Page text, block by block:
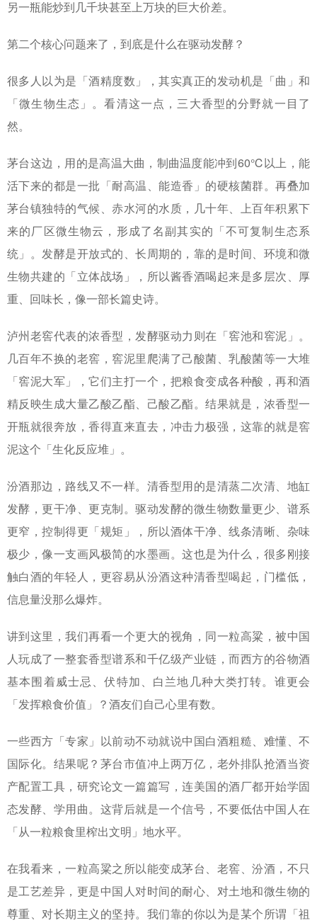
另一瓶能炒到几千块甚至上万块的巨大价差。
第二个核心问题来了，到底是什么在驱动发酵？
很多人以为是「酒精度数」，其实真正的发动机是「曲」和
「微生物生态」。看清这一点，三大香型的分野就一目了
然。
茅台这边，用的是高温大曲，制曲温度能冲到60℃以上，能
活下来的都是一批「耐高温、能造香」的硬核菌群。再叠加
茅台镇独特的气候、赤水河的水质，几十年、上百年积累下
来的厂区微生物云，形成了名副其实的「不可复制生态系
统」。发酵是开放式的、长周期的，靠的是时间、环境和微
生物共建的「立体战场」，所以酱香酒喝起来是多层次、厚
重、回味长，像一部长篇史诗。
泸州老窖代表的浓香型，发酵驱动力则在「窖池和窖泥」。
几百年不换的老窖，窖泥里爬满了己酸菌、乳酸菌等一大堆
「窖泥大军」，它们主打一个，把粮食变成各种酸，再和酒
精反映生成大量乙酸乙酯、己酸乙酯。结果就是，浓香型一
开瓶就很奔放，香得直来直去，冲击力极强，这靠的就是窖
泥这个「生化反应堆」。
汾酒那边，路线又不一样。清香型用的是清蒸二次清、地缸
发酵，更干净、更克制。驱动发酵的微生物数量更少、谱系
更窄，控制得更「规矩」，所以酒体干净、线条清晰、杂味
极少，像一支画风极简的水墨画。这也是为什么，很多刚接
触白酒的年轻人，更容易从汾酒这种清香型喝起，门槛低，
信息量没那么爆炸。
讲到这里，我们再看一个更大的视角，同一粒高粱，被中国
人玩成了一整套香型谱系和千亿级产业链，而西方的谷物酒
基本围着威士忌、伏特加、白兰地几种大类打转。谁更会
「发挥粮食价值」？酒友们自己心里有数。
一些西方「专家」以前动不动就说中国白酒粗糙、难懂、不
国际化。结果呢？茅台市值冲上两万亿，老外排队抢酒当资
产配置工具，研究论文一篇篇写，连美国的酒厂都开始学固
态发酵、学用曲。这背后就是一个信号，不要低估中国人在
「从一粒粮食里榨出文明」地水平。
在我看来，一粒高粱之所以能变成茅台、老窖、汾酒，不只
是工艺差异，更是中国人对时间的耐心、对土地和微生物的
尊重、对长期主义的坚持。我们靠的你以为是某个所谓「祖